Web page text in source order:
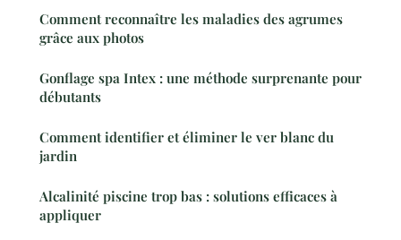
Comment reconnaître les maladies des agrumes
grâce aux photos
Gonflage spa Intex : une méthode surprenante pour
débutants
Comment identifier et éliminer le ver blanc du
jardin
Alcalinité piscine trop bas : solutions efficaces à
appliquer